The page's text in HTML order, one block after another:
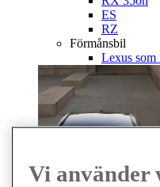
ES
RZ
Förmånsbil
Lexus som
Vi använder